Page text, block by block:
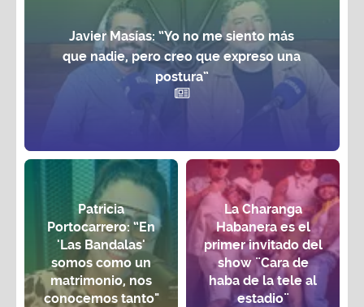
Javier Masías: “Yo no me siento más
que nadie, pero creo que expreso una
postura”
Patricia
Portocarrero: “En
'Las Bandalas'
somos como un
matrimonio, nos
conocemos tanto"
La Charanga
Habanera es el
primer invitado del
show ¨Cara de
haba de la tele al
estadio¨